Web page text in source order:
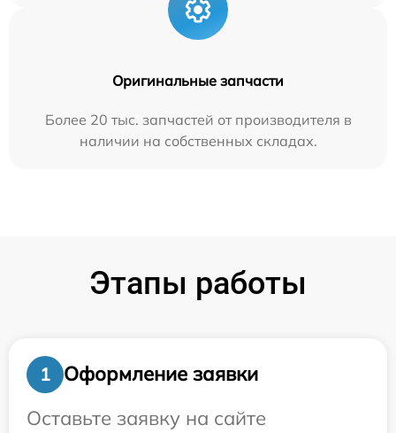
Оригинальные запчасти
Более 20 тыс. запчастей от производителя в
наличии на собственных складах.
Этапы работы
1
Оформление заявки
Оставьте заявку на сайте